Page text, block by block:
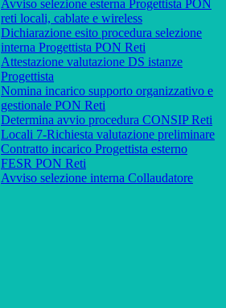
Avviso selezione esterna Progettista PON
reti locali, cablate e wireless
Dichiarazione esito procedura selezione
interna Progettista PON Reti
Attestazione valutazione DS istanze
Progettista
Nomina incarico supporto organizzativo e
gestionale PON Reti
Determina avvio procedura CONSIP Reti
Locali 7-Richiesta valutazione preliminare
Contratto incarico Progettista esterno
FESR PON Reti
Avviso selezione interna Collaudatore